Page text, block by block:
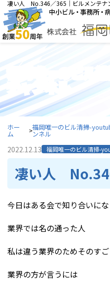
凄い人 No.346／365｜ビルメンテ
福岡唯一のビル
チャンネル
ホー
ム
福岡唯一のビル清掃-
ンネル
2022.12.13 福岡唯一のビル清掃-
凄い人
今日はある会で知り合いに
業界では名の通った人
私は違う業界のためそのす
業界の方が言うには